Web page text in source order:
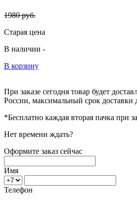
1980руб.
Старая цена
В наличии -
В корзину
При заказе сегодня товар будет
России, максимальный срок доставки
*Бесплатно каждая вторая пачка при
Нет времени ждать?
Оформите заказ сейчас
Имя
Телефон